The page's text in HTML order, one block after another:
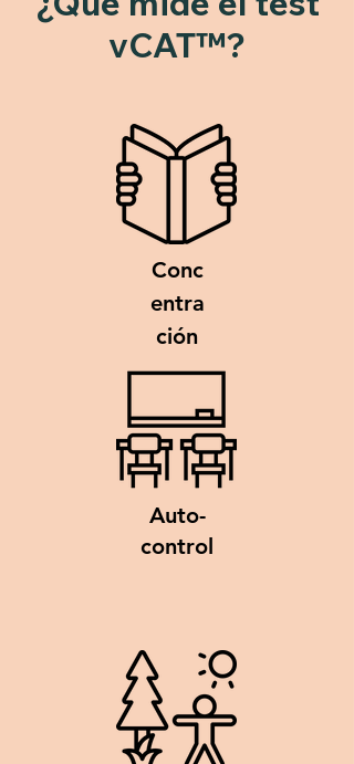
vCAT™?
Conc
entra
ción
Auto-
control